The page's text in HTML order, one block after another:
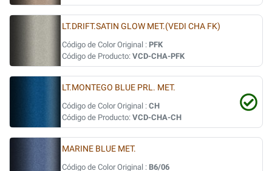
LT.DRIFT.SATIN GLOW MET.(VEDI CHA FK)
Código de Color Original : PFK
Código de Producto: VCD-CHA-PFK
LT.MONTEGO BLUE PRL. MET.
Código de Color Original : CH
Código de Producto: VCD-CHA-CH
MARINE BLUE MET.
Código de Color Original : B6/06